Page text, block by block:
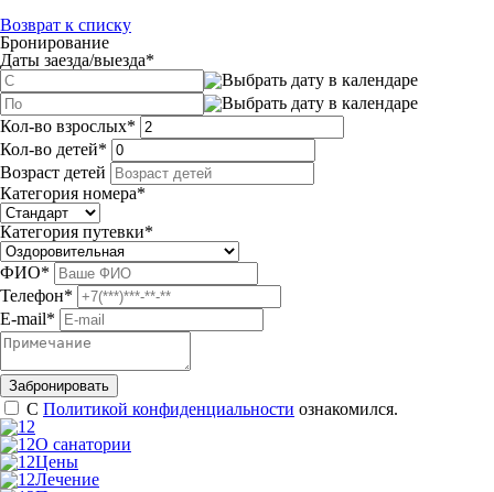
Возврат к списку
Бронирование
Даты заезда/выезда*
Кол-во взрослых*
Кол-во детей*
Возраст детей
Категория номера*
Категория путевки*
ФИО*
Телефон*
E-mail*
С Политикой конфиденциальности ознакомился.
О санатории
Цены
Лечение